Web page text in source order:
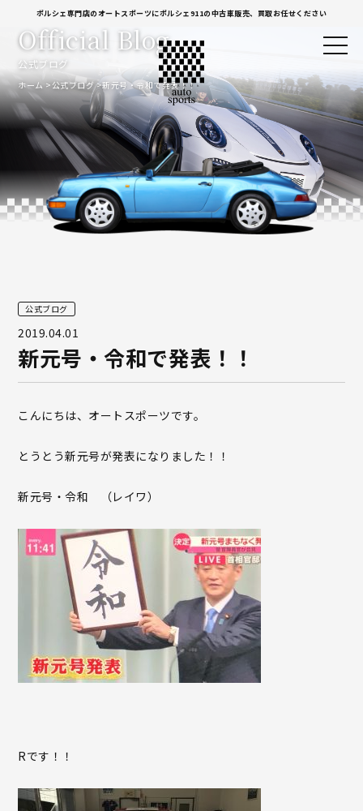
ポルシェ専門店のオートスポーツにポルシェ911の中古車販売、買取お任せください
公式ブログ
Official Blog
ホーム 公式ブログ 新元号・令和で発表！！
公式ブログ
2019.04.01
新元号・令和で発表！！
こんにちは、オートスポーツです。
とうとう新元号が発表になりました！！
新元号・令和 （レイワ）
Rです！！